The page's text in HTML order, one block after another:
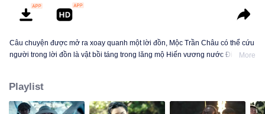
Câu chuyện được mở ra xoay quanh một lời đồn, Mộc Trần Châu có thể cứu
người trong lời đồn là vật bồi táng trong lăng mộ Hiến vương nước Điền cổ
mộ.
More
Playlist